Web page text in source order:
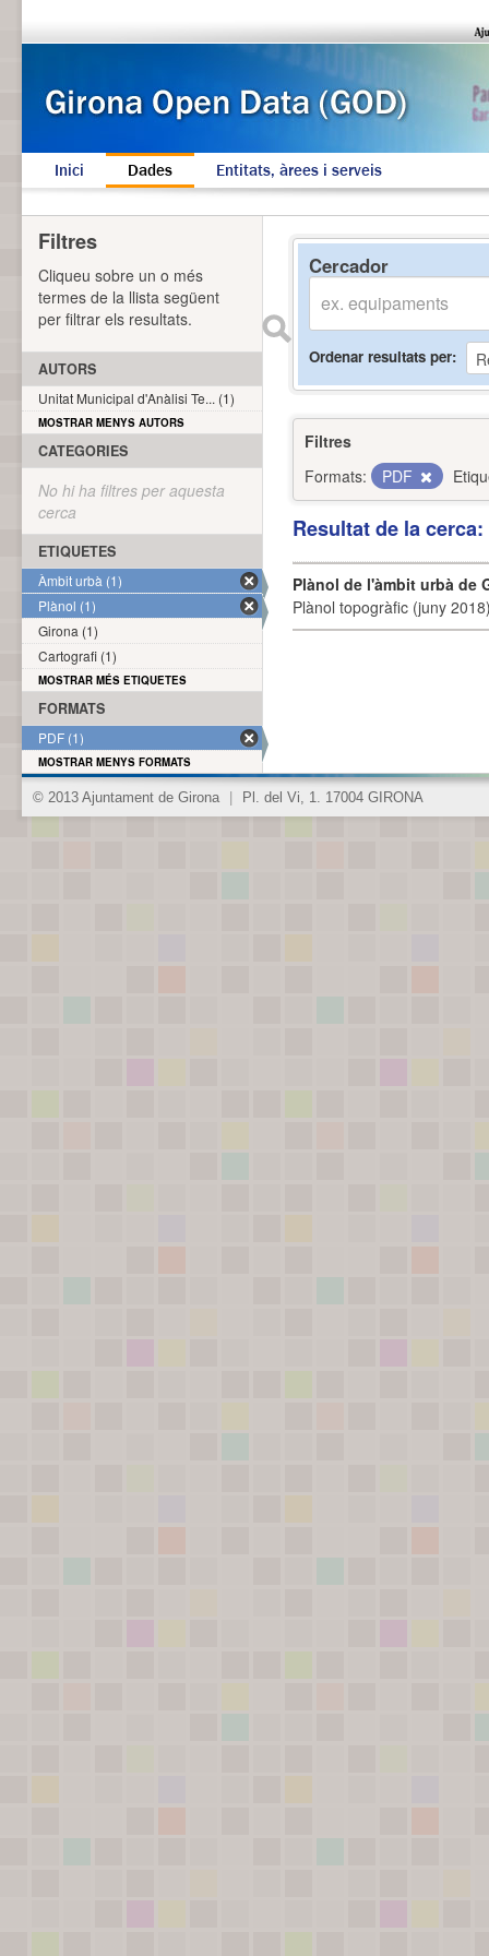
Inici Dades Entitats, àrees i serveis
Cercador
Ordenar resultats per
Filtres
Formats:
PDF
Resultat de la
Plànol de l'àmbit urbà de
Plànol topogràfic (juny
Filtres
Cliqueu sobre un o més
termes de la llista següent
per filtrar els resultats.
AUTORS
Unitat Municipal d'Anàlisi Te... (1)
MOSTRAR MENYS AUTORS
CATEGORIES
No hi ha filtres per aquesta
cerca
ETIQUETES
Àmbit urbà (1)
Plànol (1)
Girona (1)
Cartografi (1)
MOSTRAR MÉS ETIQUETES
FORMATS
PDF (1)
MOSTRAR MENYS FORMATS
© 2013 Ajuntament de Girona Pl. del Vi, 1. 17004 GIRONA